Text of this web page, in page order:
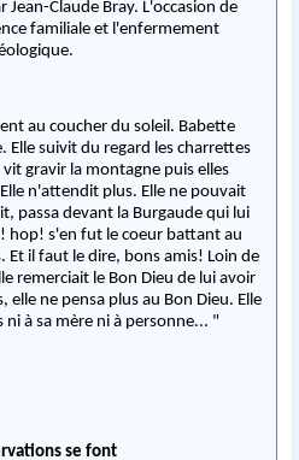
Jean-Claude Bray. L'occasion de
familiale et l'enfermement
au coucher du soleil. Babette
Elle suivit du regard les charrettes
gravir la montagne puis elles
n'attendit plus. Elle ne pouvait
passa devant la Burgaude qui lui
hop! s'en fut le coeur battant au
Et il faut le dire, bons amis! Loin de
remerciait le Bon Dieu de lui avoir
elle ne pensa plus au Bon Dieu. Elle
ni à sa mère ni à personne... "
se font